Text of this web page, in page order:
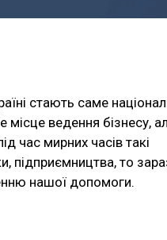
стають саме
місце ведення бізнесу,
час мирних часів такі
підприємництва, то
нашої допомоги.